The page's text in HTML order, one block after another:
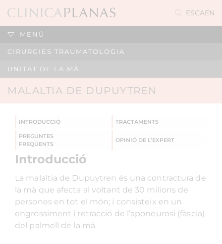
ESCAEN
MENÚ
CIRURGIES TRAUMATOLOGIA
UNITAT DE LA MÀ
MALALTIA DE DUPUYTREN
INTRODUCCIÓ TRACTAMENTS
PREGUNTES
FREQÜENTS
OPINIÓ DE L’EXPERT
Introducció
La malaltia de Dupuytren és una contractura de
la mà que afecta al voltant de 30 milions de
persones en tot el món; i consisteix en un
engrossiment i retracció de l’aponeurosi (fàscia)
del palmell de la mà.